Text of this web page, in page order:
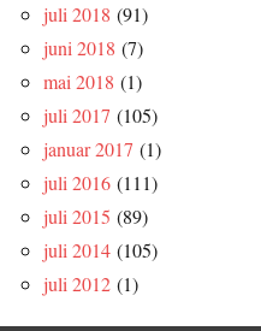
juli 2018 (91)
juni 2018 (7)
mai 2018 (1)
juli 2017 (105)
januar 2017 (1)
juli 2016 (111)
juli 2015 (89)
juli 2014 (105)
juli 2012 (1)